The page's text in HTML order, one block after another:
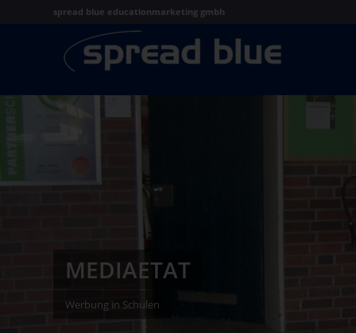
spread blue educationmarketing gmbh
MEDIAETAT
Werbung in Schulen